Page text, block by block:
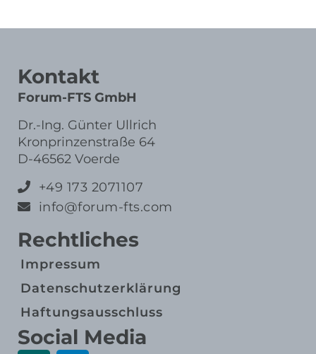
Kontakt
Forum-FTS GmbH
Dr.-Ing. Günter Ullrich
Kronprinzenstraße 64
D-46562 Voerde
+49 173 2071107
info@forum-fts.com
Rechtliches
Impressum
Datenschutz­erklärung
Haftungs­ausschluss
Social Media